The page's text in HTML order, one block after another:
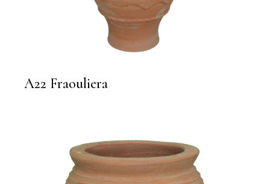
A22 Fraouliera